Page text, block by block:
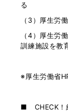
る
（3）厚生労
（4）厚生労
訓練施設を教
※厚生労働省
■ CHECK